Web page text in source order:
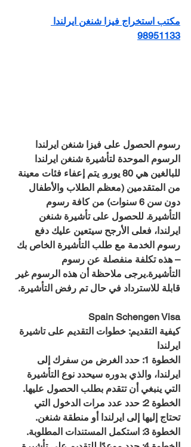
مكتب استخراج فيزا شنغن ايرلندا
98951133
رسوم الحصول على فيزا شنغن ايرلندا
الرسوم الموحدة لتأشيرة شنغن ايرلندا
للبالغين هي 80 يورو. يتم إعفاء فئات معينة
من المتقدمين (معظم الطلاب والأطفال
دون سن 6 سنوات) من كافة رسوم
التأشيرة. للحصول على تأشيرة شنغن
ايرلندا، فعلى الأرجح سيتعين عليك دفع
رسوم الخدمة مع طلب التأشيرة الخاص بك
– هذه تكلفة منفصلة عن رسوم
التأشيرة.يرجى ملاحظة أن هذه الرسوم غير
قابلة للاسترداد في حال تم رفض التأشيرة.
Spain Schengen Visa
كيفية التقديم: خطوات التقديم على تاشيرة
ايرلندا
الخطوة 1: حدد الغرض من سفرك إلى
ايرلندا، والذي بدوره سيحدد نوع التأشيرة
التي ينبغي أن تتقدم بطلب الحصول عليها.
الخطوة 2: حدد عدد مرات الدخول التي
تحتاج إليها إلى ايرلندا أو منطقة شنغن.
الخطوة 3: استكمل المستندات المطلوبة.